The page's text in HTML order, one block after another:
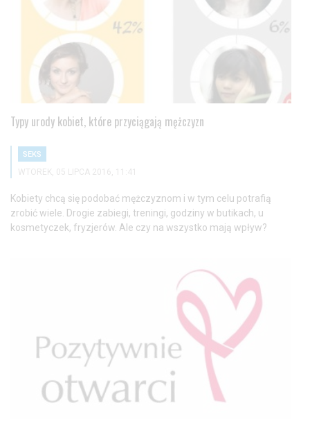
Typy urody kobiet, które przyciągają mężczyzn
SEKS
WTOREK, 05 LIPCA 2016, 11:41
Kobiety chcą się podobać mężczyznom i w tym celu potrafią
zrobić wiele. Drogie zabiegi, treningi, godziny w butikach, u
kosmetyczek, fryzjerów. Ale czy na wszystko mają wpływ?